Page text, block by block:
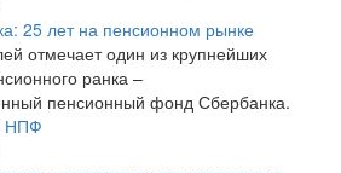
25 лет на пенсионном рынке
отмечает один из крупнейших
ранка –
пенсионный фонд Сбербанка.
НПФ